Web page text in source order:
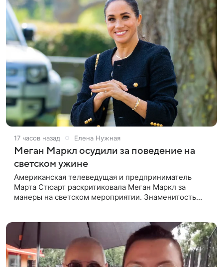
17 часов назад Елена Нужная
Меган Маркл осудили за поведение на
светском ужине
Американская телеведущая и предприниматель
Марта Стюарт раскритиковала Меган Маркл за
манеры на светском мероприятии. Знаменитость